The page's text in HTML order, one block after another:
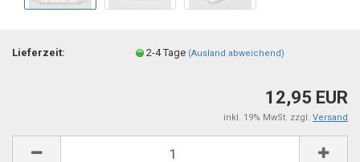
Lieferzeit: 2-4 Tage (Ausland abweichend)
12,95 EUR
inkl. 19% MwSt. zzgl. Versand